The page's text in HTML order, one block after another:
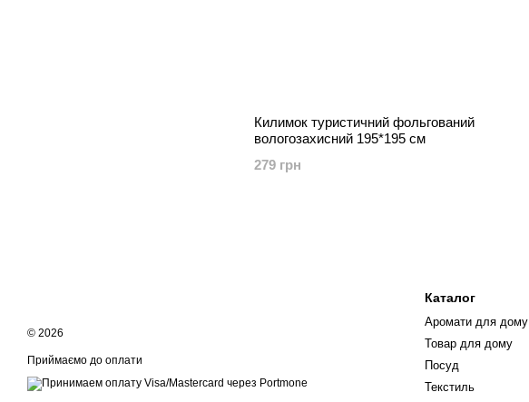
Килимок туристичний фольгований
вологозахисний 195*195 см
279 грн
© 2026
Приймаємо до оплати
Каталог
Аромати для дому
Товар для дому
Посуд
Текстиль